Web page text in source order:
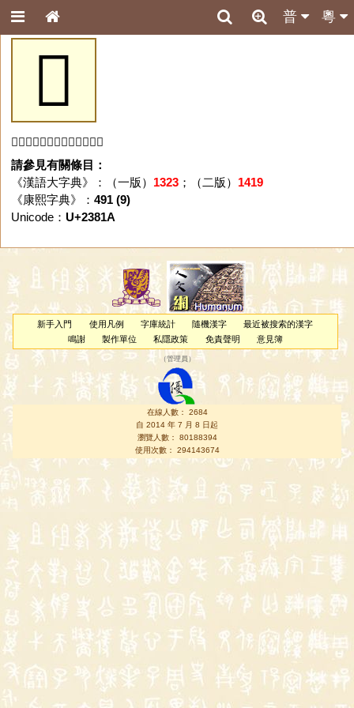
粵
普
𣠚
「𣠚」字未收錄於本資料庫。
請參見有關條目：
《漢語大字典》：（一版） 1323；（二版） 1419
《康熙字典》： 491 (9)
Unicode： U+2381A
新手入門 使用凡例 字庫統計 隨機漢字
最近被搜索的漢字
鳴謝
製作單位 私隱政策 免責聲明 意見簿
（管理員 ）
在線人數： 2684
自 2014 年 7 月 8 日起
瀏覽人數： 80188394
使用次數： 294143674